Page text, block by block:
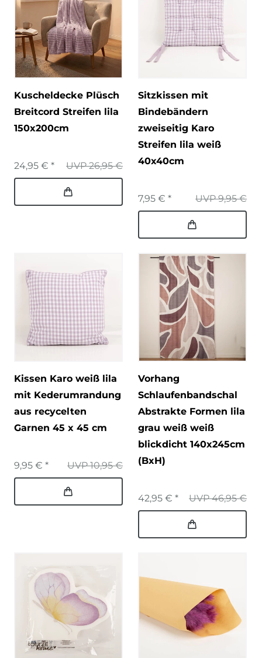
Kuscheldecke Plüsch
Breitcord Streifen lila
150x200cm
UVP 26,95 €
24,95 € *
Sitzkissen mit
Bindebändern
zweiseitig Karo
Streifen lila weiß
40x40cm
UVP 9,95 €
7,95 € *
Kissen Karo weiß lila
mit Kederumrandung
aus recycelten
Garnen 45 x 45 cm
UVP 10,95 €
9,95 € *
Vorhang
Schlaufenbandschal
Abstrakte Formen lila
grau weiß weiß
blickdicht 140x245cm
(BxH)
UVP 46,95 €
42,95 € *